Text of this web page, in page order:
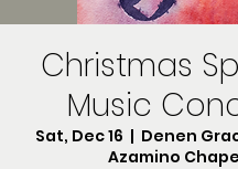
Christmas
Music
Sat, Dec 16
  |
Denen
Azamino